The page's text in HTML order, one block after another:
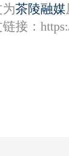
茶陵融媒
接：